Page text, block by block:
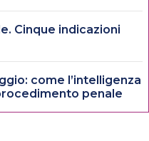
Cinque indicazioni
come l’intelligenza
penale